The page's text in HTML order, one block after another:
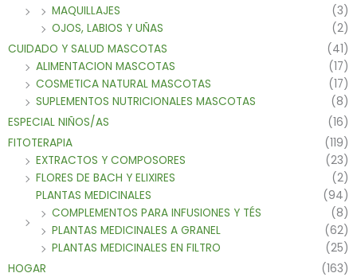
MAQUILLAJES
(3)
OJOS, LABIOS Y UÑAS
(2)
CUIDADO Y SALUD MASCOTAS
(41)
ALIMENTACION MASCOTAS
(17)
COSMETICA NATURAL MASCOTAS
(17)
SUPLEMENTOS NUTRICIONALES MASCOTAS
(8)
ESPECIAL NIÑOS/AS
(16)
FITOTERAPIA
(119)
EXTRACTOS Y COMPOSORES
(23)
FLORES DE BACH Y ELIXIRES
(2)
PLANTAS MEDICINALES
(94)
COMPLEMENTOS PARA INFUSIONES Y TÉS
(8)
PLANTAS MEDICINALES A GRANEL
(62)
PLANTAS MEDICINALES EN FILTRO
(25)
HOGAR
(163)